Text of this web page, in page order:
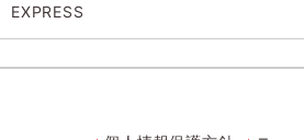
EXPRESS